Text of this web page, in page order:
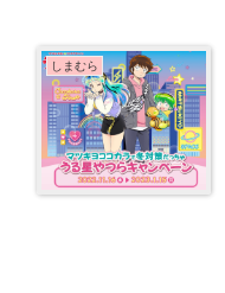
しまむら